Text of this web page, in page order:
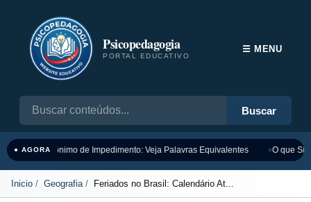
Psicopedagogia
PORTAL EDUCATIVO
Buscar
☰ MENU
● AGORASinônimo de Impedimento: Veja Palavras Equivalentes O que
Inicio Geografia Feriados no Brasil: Calendário At...